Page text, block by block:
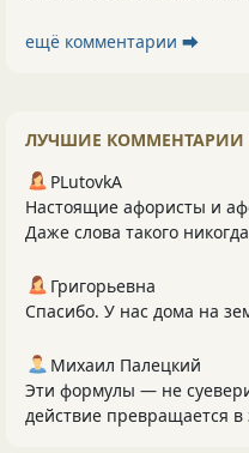
ещё комментарии ⮕
ЛУЧШИЕ КОММЕНТАРИИ
PLutоvkА
Настоящие афористы и
Даже слова такого
Григорьевна
Спасибо. У нас дома на
Михаил Палецкий
Эти формулы — не
действие превращается